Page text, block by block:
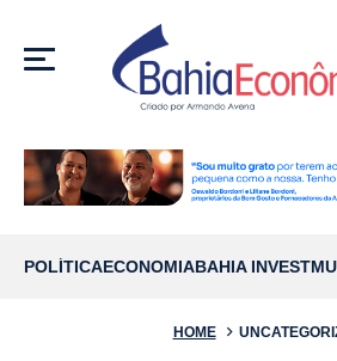
MENU
POLÍTICAECONOMIABAHIA INVEST
HOME